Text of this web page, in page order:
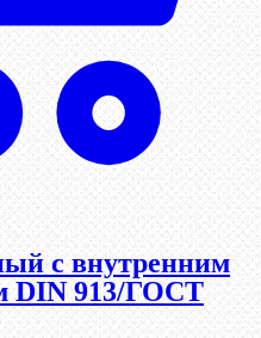
с внутренним
DIN 913/ГОСТ